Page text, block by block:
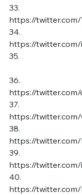
33.
https://
34.
https://
35.
36.
https://
37.
https://
38.
https://twitter.com/
39.
https://twitter.com/
40.
https://